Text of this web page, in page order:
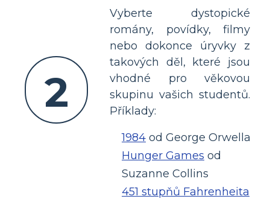
2
Vyberte dystopické
romány, povídky, filmy
nebo dokonce úryvky z
takových děl, které jsou
vhodné pro věkovou
skupinu vašich studentů.
Příklady:
1984 od George Orwella
Hunger Games od
Suzanne Collins
451 stupňů Fahrenheita